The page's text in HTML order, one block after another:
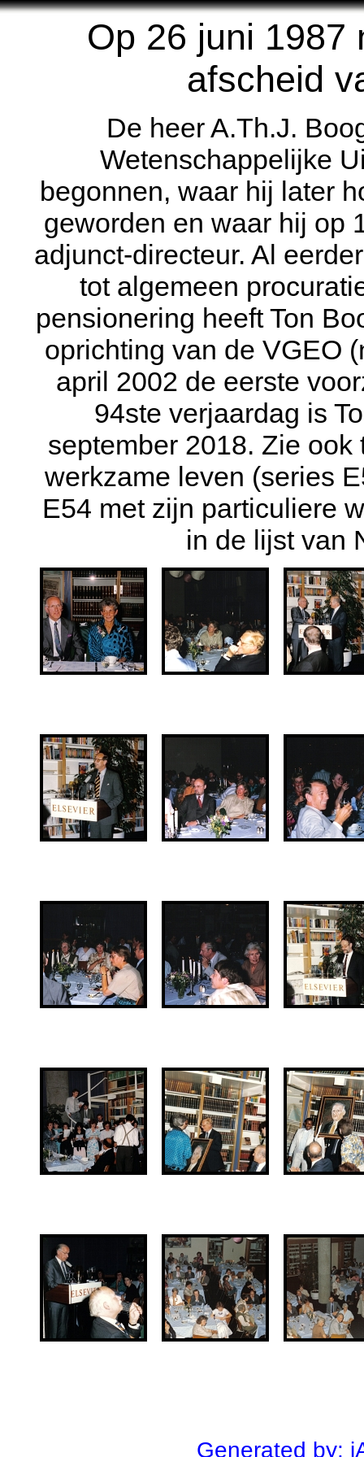
Op 26 juni 1987
afscheid
De heer A.Th.J.
Wetenschappelijke
begonnen, waar hij later
geworden en waar hij op
adjunct-directeur. Al
tot algemeen
pensionering heeft Ton
oprichting van de VGEO
april 2002 de eerste
94ste verjaardag is
september 2018. Zie
werkzame leven (series
E54 met zijn particuliere
in de lijst van
Generated by: